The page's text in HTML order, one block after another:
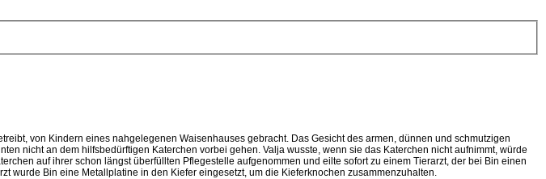
von Kindern eines nahgelegenen Waisenhauses gebracht. Das Gesicht des armen, dünnen und schmutzigen
nicht an dem hilfsbedürftigen Katerchen vorbei gehen. Valja wusste, wenn sie das Katerchen nicht aufnimmt, würde
auf ihrer schon längst überfüllten Pflegestelle aufgenommen und eilte sofort zu einem Tierarzt, der bei Bin einen
wurde Bin eine Metallplatine in den Kiefer eingesetzt, um die Kieferknochen zusammenzuhalten.